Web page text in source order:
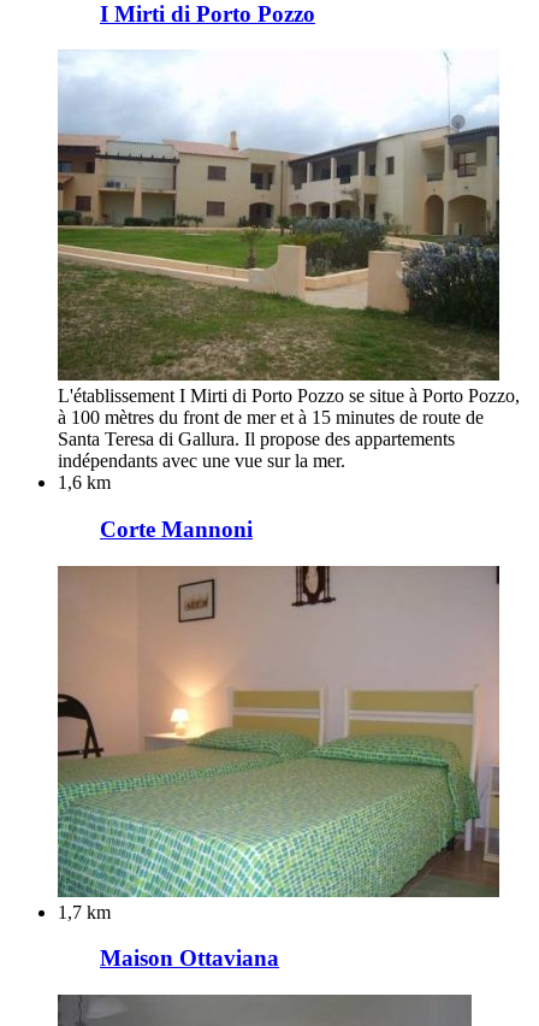
I Mirti di Porto Pozzo
L'établissement I Mirti di Porto Pozzo se situe à Porto Pozzo,
à 100 mètres du front de mer et à 15 minutes de route de
Santa Teresa di Gallura. Il propose des appartements
indépendants avec une vue sur la mer.
1,6 km
Corte Mannoni
1,7 km
Maison Ottaviana